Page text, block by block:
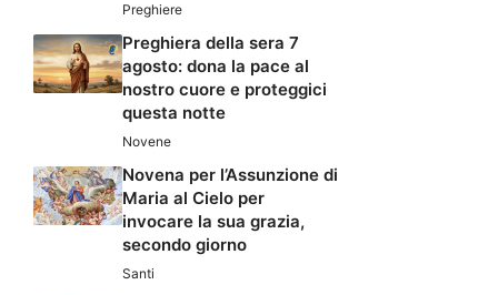
Preghiere
Preghiera della sera 7
agosto: dona la pace al
nostro cuore e proteggici
questa notte
Novene
Novena per l’Assunzione di
Maria al Cielo per
invocare la sua grazia,
secondo giorno
Santi